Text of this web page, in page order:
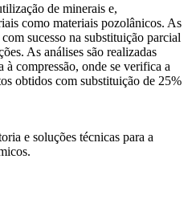
de minerais e,
como materiais pozolânicos. As
sucesso na substituição parcial
As análises são realizadas
à compressão, onde se verifica a
obtidos com substituição de 25%
e soluções técnicas para a